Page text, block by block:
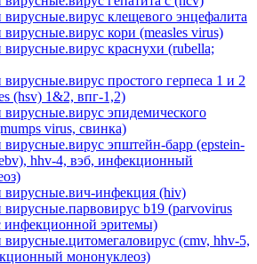
клещевого энцефалита
кори (measles virus)
краснухи (rubella;
простого герпеса 1 и 2
(hsv) 1&2, впг-1,2)
эпидемического
virus, свинка)
эпштейн-барр (epstein-
hhv-4, вэб, инфекционный
инфекция (hiv)
b19 (parvovirus
инфекционной эритемы)
(cmv, hhv-5,
мононуклеоз)